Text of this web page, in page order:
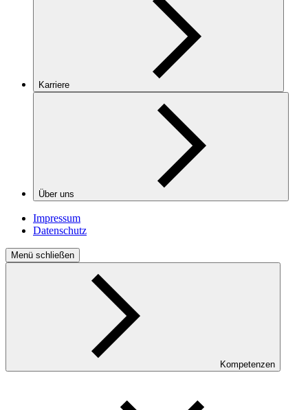
Karriere
Über uns
Impressum
Datenschutz
Menü schließen
Kompetenzen